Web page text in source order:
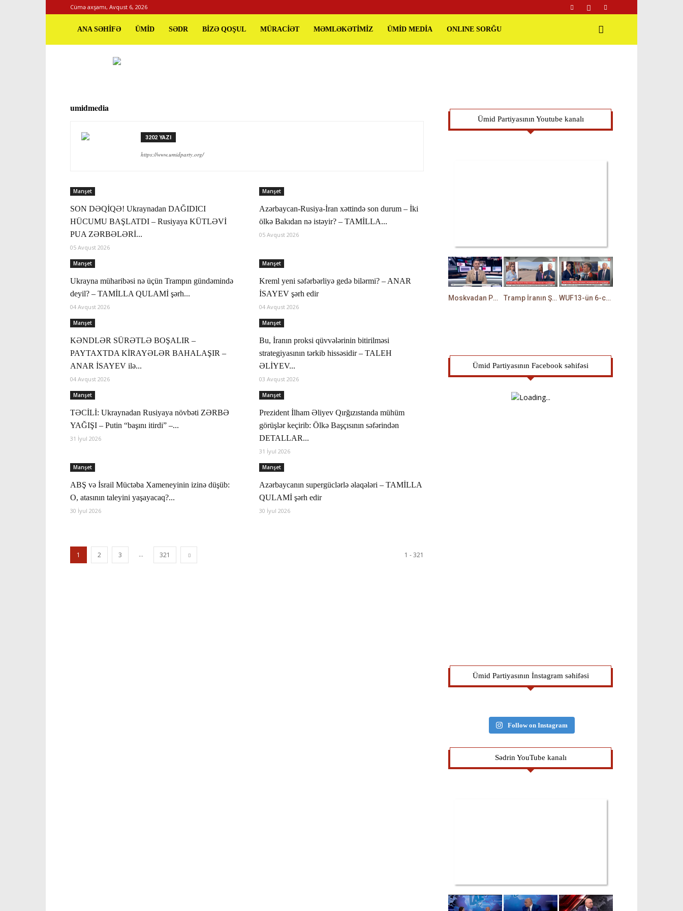
Cümə axşamı, Avqust 6, 2026
ANA SƏHİFƏ ÜMİD SƏDR BİZƏ QOŞUL MÜRACİƏT MƏMLƏKƏTİMİZ ÜMİD MEDİA ONLINE SORĞU
umidmedia
3202 YAZI
https://www.umidparty.org/
Manşet
SON DƏQİQƏ! Ukraynadan DAĞIDICI
HÜCUMU BAŞLATDI – Rusiyaya KÜTLƏVİ
PUA ZƏRBƏLƏRİ...
05 Avqust 2026
Manşet
Azərbaycan-Rusiya-İran xəttində son durum – İki
ölkə Bakıdan nə istəyir? – TAMİLLA...
05 Avqust 2026
Manşet
Ukrayna müharibəsi nə üçün Trampın gündəmində
deyil? – TAMİLLA QULAMİ şərh...
04 Avqust 2026
Manşet
Kreml yeni səfərbərliyə gedə bilərmi? – ANAR
İSAYEV şərh edir
04 Avqust 2026
Manşet
KƏNDLƏR SÜRƏTLƏ BOŞALIR –
PAYTAXTDA KİRAYƏLƏR BAHALAŞIR –
ANAR İSAYEV ilə...
04 Avqust 2026
Manşet
Bu, İranın proksi qüvvələrinin bitirilməsi
strategiyasının tərkib hissəsidir – TALEH
ƏLİYEV...
03 Avqust 2026
Manşet
TƏCİLİ: Ukraynadan Rusiyaya növbəti ZƏRBƏ
YAĞIŞI – Putin “başını itirdi” –...
31 İyul 2026
Manşet
Prezident İlham Əliyev Qırğızıstanda mühüm
görüşlər keçirib: Ölkə Başçısının səfərindən
DETALLAR...
31 İyul 2026
Manşet
ABŞ və İsrail Müctəba Xameneyinin izinə düşüb:
O, atasının taleyini yaşayacaq?...
30 İyul 2026
Manşet
Azərbaycanın supergüclərlə əlaqələri – TAMİLLA
QULAMİ şərh edir
30 İyul 2026
1 2 3 ... 321 1 - 321
Ümid Partiyasının Youtube kanalı
Moskvadan Paşinyana XƏBƏRDARLIQ: Rusiya İrəvanda HƏRƏKƏTƏ KEÇDİ - TAMİLLA QULAMİ danışır Tramp İranın ŞƏRTİNİ QƏBUL ETDİ? - Hörmüzlə bağlı RAZILIQ RƏSMƏN AÇIQLANIR -BAKİR HƏDƏNBƏYLİ danışır WUF13-ün 6-cı gününə start verildi: Hansı mövzular müzakirə olunacaq? -TALEH ƏLİYEV danışır
Ümid Partiyasının Facebook səhifəsi
Ümid Partiyasının İnstagram səhifəsi
Follow on Instagram
Sədrin YouTube kanalı